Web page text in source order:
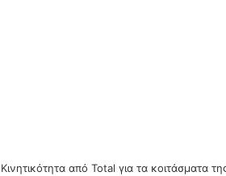
Κινητικότητα από Total για τα κοιτάσματα